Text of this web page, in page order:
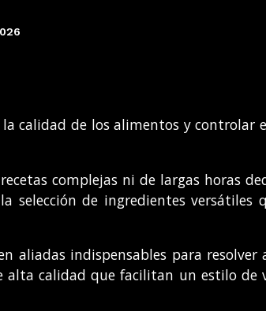
calidad de los alimentos y controlar
complejas ni de largas horas
selección de ingredientes versátiles
aliadas indispensables para resolver
alta calidad que facilitan un estilo de